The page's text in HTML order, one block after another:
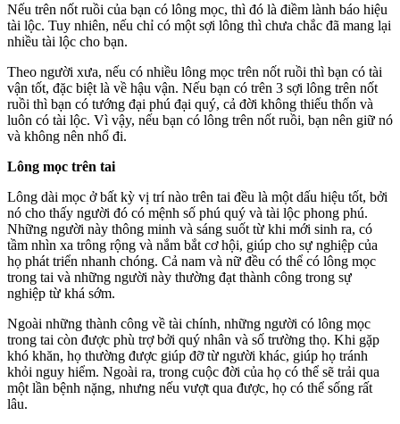
Nếu trên nốt ruồi của bạn có lông mọc, thì đó là điềm lành báo hiệu
tài lộc. Tuy nhiên, nếu chỉ có một sợi lông thì chưa chắc đã mang lại
nhiều tài lộc cho bạn.
Theo người xưa, nếu có nhiều lông mọc trên nốt ruồi thì bạn có tài
vận tốt, đặc biệt là về hậu vận. Nếu bạn có trên 3 sợi lông trên nốt
ruồi thì bạn có tướng đại phú đại quý, cả đời không thiếu thốn và
luôn có tài lộc. Vì vậy, nếu bạn có lông trên nốt ruồi, bạn nên giữ nó
và không nên nhổ đi.
Lông mọc trên tai
Lông dài mọc ở bất kỳ vị trí nào trên tai đều là một dấu hiệu tốt, bởi
nó cho thấy người đó có mệnh số phú quý và tài lộc phong phú.
Những người này thông minh và sáng suốt từ khi mới sinh ra, có
tầm nhìn xa trông rộng và nắm bắt cơ hội, giúp cho sự nghiệp của
họ phát triển nhanh chóng. Cả nam và nữ đều có thể có lông mọc
trong tai và những người này thường đạt thành công trong sự
nghiệp từ khá sớm.
Ngoài những thành công về tài chính, những người có lông mọc
trong tai còn được phù trợ bởi quý nhân và số trường thọ. Khi gặp
khó khăn, họ thường được giúp đỡ từ người khác, giúp họ tránh
khỏi nguy hiểm. Ngoài ra, trong cuộc đời của họ có thể sẽ trải qua
một lần bệnh nặng, nhưng nếu vượt qua được, họ có thể sống rất
lâu.